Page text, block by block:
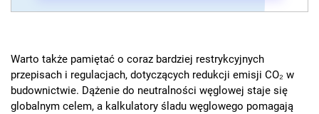
Warto także pamiętać o coraz bardziej restrykcyjnych
przepisach i regulacjach, dotyczących redukcji emisji CO₂ w
budownictwie. Dążenie do neutralności węglowej staje się
globalnym celem, a kalkulatory śladu węglowego pomagają